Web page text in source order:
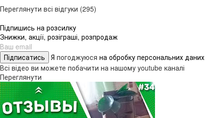
Переглянути всі відгуки (295)
Підпишись на розсилку
Знижки, акції, розіграші, розпродаж
Підписатись Я погоджуюся на обробку персональних даних
Всі відео ви можете побачити на нашому youtube каналі
Переглянути